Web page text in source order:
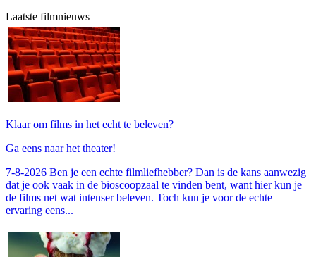
Laatste filmnieuws
Klaar om films in het echt te beleven?
Ga eens naar het theater!
7-8-2026 Ben je een echte filmliefhebber? Dan is de kans aanwezig
dat je ook vaak in de bioscoopzaal te vinden bent, want hier kun je
de films net wat intenser beleven. Toch kun je voor de echte
ervaring eens...